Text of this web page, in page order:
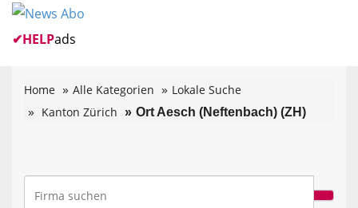
✔HELPads
Home Alle Kategorien
Lokale Suche
Kanton Zürich
Ort Aesch (Neftenbach) (ZH)